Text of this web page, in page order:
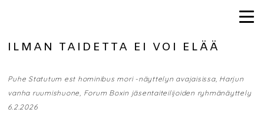
ILMAN TAIDETTA EI VOI ELÄÄ
Puhe Statutum est hominibus mori -näyttelyn avajaisissa, Harjun
vanha ruumishuone, Forum Boxin jäsentaiteilijoiden ryhmänäyttely
6.2.2026